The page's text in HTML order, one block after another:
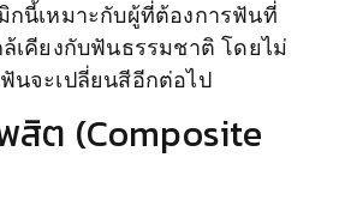
กนี้เหมาะกับผู้ที่ต้องการฟันที่
เคียงกับฟันธรรมชาติ โดยไม่
นจะเปลี่ยนสีอีกต่อไป
สิต (Composite